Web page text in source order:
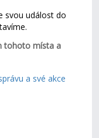
svou událost do
tohoto místa a
a své akce